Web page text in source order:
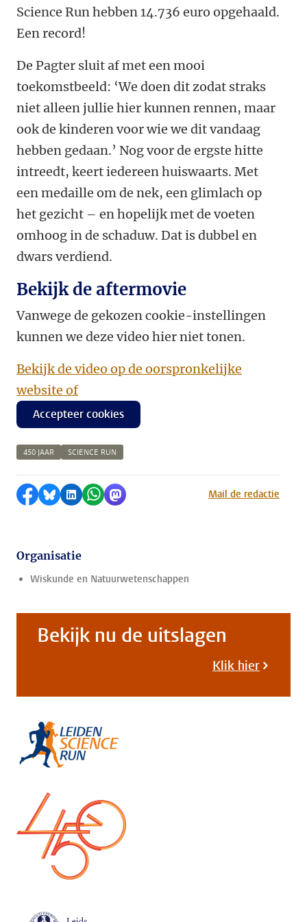
Science Run hebben 14.736 euro opgehaald.
Een record!
De Pagter sluit af met een mooi
toekomstbeeld: ‘We doen dit zodat straks
niet alleen jullie hier kunnen rennen, maar
ook de kinderen voor wie we dit vandaag
hebben gedaan.’ Nog voor de ergste hitte
intreedt, keert iedereen huiswaarts. Met
een medaille om de nek, een glimlach op
het gezicht – en hopelijk met de voeten
omhoog in de schaduw. Dat is dubbel en
dwars verdiend.
Bekijk de aftermovie
Vanwege de gekozen cookie-instellingen
kunnen we deze video hier niet tonen.
Bekijk de video op de oorspronkelijke
website of
Accepteer cookies
450 JAAR SCIENCE RUN
Delen op Facebook
Delen via Bluesky
Delen op LinkedIn
Delen via WhatsApp
Delen via MastodonMail de redactie
Organisatie
Wiskunde en Natuurwetenschappen
Bekijk nu de uitslagen
Klik hier